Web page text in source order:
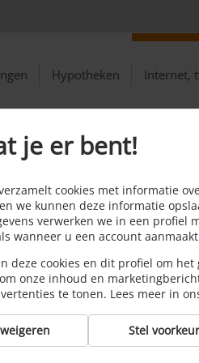
Hypotheken Internet,
omvat internet, televisie en
in een pakket aangeboden. Je
te werken.
je er bent!
cookies met informatie
we kunnen deze informatie
verwerken we in een profiel
wanneer u een account
deze cookies en dit profiel om
onze inhoud en
te tonen. Lees meer in
Stel